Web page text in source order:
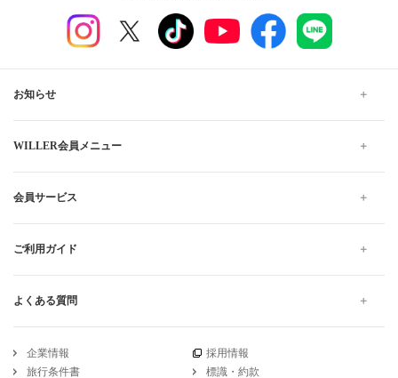
お知らせ
WILLER会員メニュー
会員サービス
ご利用ガイド
よくある質問
企業情報
採用情報
旅行条件書
標識・約款